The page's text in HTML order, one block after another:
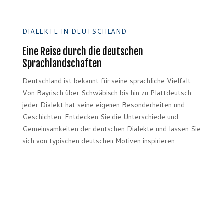
DIALEKTE IN DEUTSCHLAND
Eine Reise durch die deutschen
Sprachlandschaften
Deutschland ist bekannt für seine sprachliche Vielfalt.
Von Bayrisch über Schwäbisch bis hin zu Plattdeutsch –
jeder Dialekt hat seine eigenen Besonderheiten und
Geschichten. Entdecken Sie die Unterschiede und
Gemeinsamkeiten der deutschen Dialekte und lassen Sie
sich von typischen deutschen Motiven inspirieren.